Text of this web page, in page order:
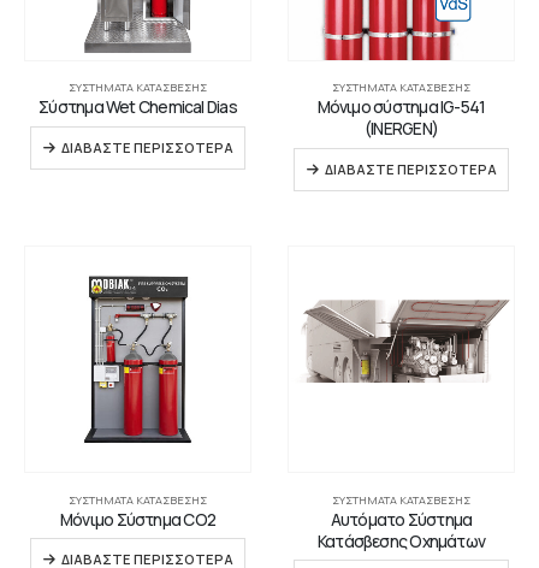
ΣΥΣΤΉΜΑΤΑ ΚΑΤΆΣΒΕΣΗΣ
Σύστημα Wet Chemical Dias
ΔΙΑΒΆΣΤΕ ΠΕΡΙΣΣΌΤΕΡΑ
ΣΥΣΤΉΜΑΤΑ ΚΑΤΆΣΒΕΣΗΣ
Μόνιμο σύστημα IG-541
(INERGEN)
ΔΙΑΒΆΣΤΕ ΠΕΡΙΣΣΌΤΕΡΑ
ΣΥΣΤΉΜΑΤΑ ΚΑΤΆΣΒΕΣΗΣ
Μόνιμο Σύστημα CO2
ΔΙΑΒΆΣΤΕ ΠΕΡΙΣΣΌΤΕΡΑ
ΣΥΣΤΉΜΑΤΑ ΚΑΤΆΣΒΕΣΗΣ
Αυτόματο Σύστημα
Κατάσβεσης Οχημάτων